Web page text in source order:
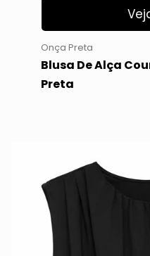
Onça Preta
Blusa De Alça
Preta